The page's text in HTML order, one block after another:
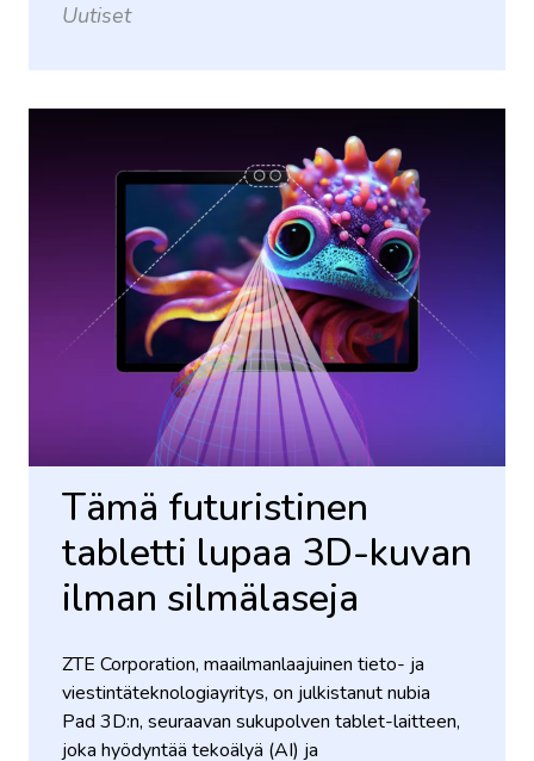
Uutiset
Tämä futuristinen
tabletti lupaa 3D-kuvan
ilman silmälaseja
ZTE Corporation, maailmanlaajuinen tieto- ja
viestintäteknologiayritys, on julkistanut nubia
Pad 3D:n, seuraavan sukupolven tablet-laitteen,
joka hyödyntää tekoälyä (AI) ja